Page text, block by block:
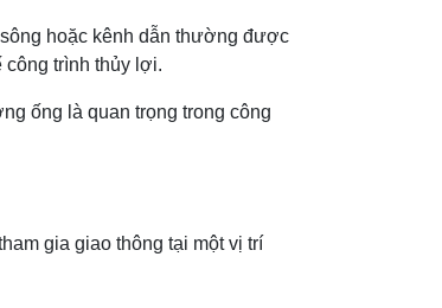
hoặc kênh dẫn thường được
trình thủy lợi.
ống là quan trọng trong công
gia giao thông tại một vị trí